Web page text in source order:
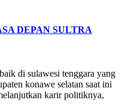
DEPAN SULTRA
di sulawesi tenggara yang
konawe selatan saat ini
karir politiknya,